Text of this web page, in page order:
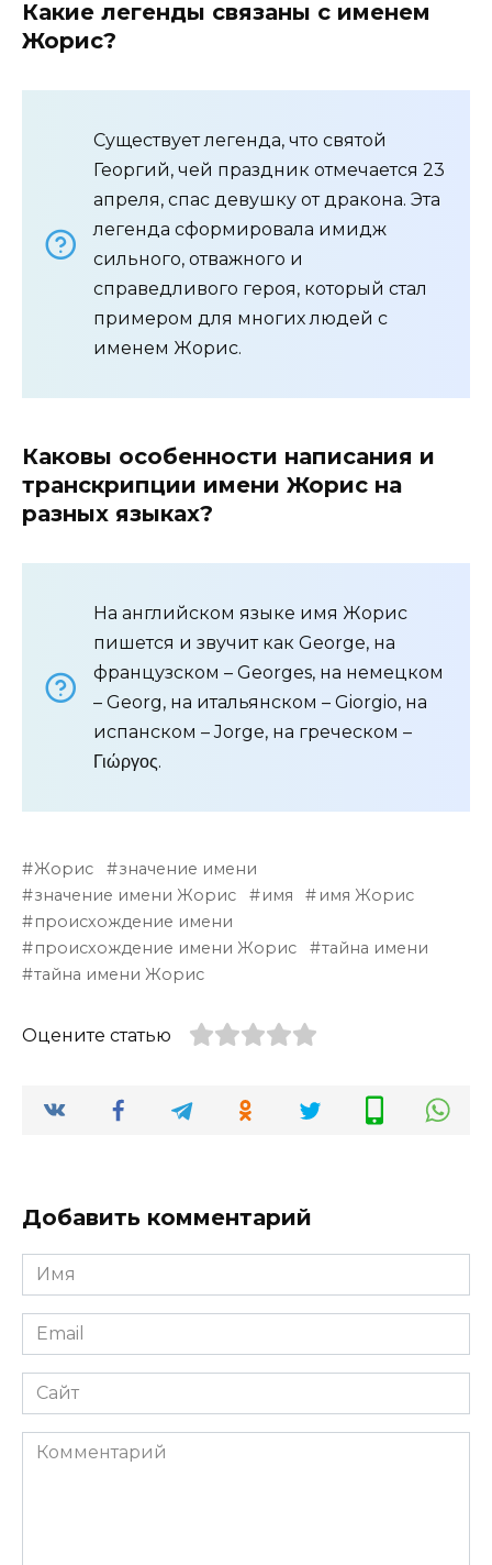
Какие легенды связаны с именем
Жорис?
Существует легенда, что святой
Георгий, чей праздник отмечается 23
апреля, спас девушку от дракона. Эта
легенда сформировала имидж
сильного, отважного и
справедливого героя, который стал
примером для многих людей с
именем Жорис.
Каковы особенности написания и
транскрипции имени Жорис на
разных языках?
На английском языке имя Жорис
пишется и звучит как George, на
французском – Georges, на немецком
– Georg, на итальянском – Giorgio, на
испанском – Jorge, на греческом –
Γιώργος.
Жорис
значение имени
значение имени Жорис
имя
имя Жорис
происхождение имени
происхождение имени Жорис
тайна имени
тайна имени Жорис
Оцените статью
Добавить комментарий
Имя
*
Email
*
Сайт
Комментарий